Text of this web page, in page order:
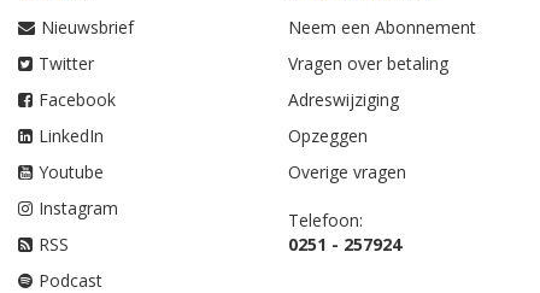
Nieuwsbrief
Twitter
Facebook
LinkedIn
Youtube
Instagram
RSS
Podcast
Neem een Abonnement
Vragen over betaling
Adreswijziging
Opzeggen
Overige vragen
Telefoon:
0251 - 257924